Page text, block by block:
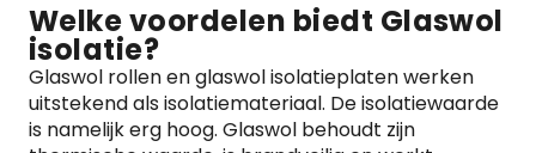
Welke voordelen biedt Glaswol
isolatie?
Glaswol rollen en glaswol isolatieplaten werken
uitstekend als isolatiemateriaal. De isolatiewaarde
is namelijk erg hoog. Glaswol behoudt zijn